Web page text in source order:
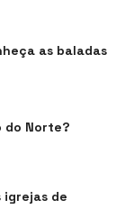
as baladas
do Norte?
igrejas de